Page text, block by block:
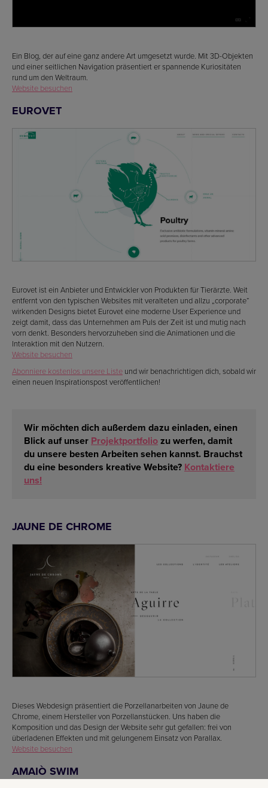
Ein Blog, der auf eine ganz andere Art umgesetzt wurde. Mit 3D-Objekten
und einer seitlichen Navigation präsentiert er spannende Kuriositäten
rund um den Weltraum.
Website besuchen
EUROVET
Eurovet ist ein Anbieter und Entwickler von Produkten für Tierärzte. Weit
entfernt von den typischen Websites mit veralteten und allzu „corporate“
wirkenden Designs bietet Eurovet eine moderne User Experience und
zeigt damit, dass das Unternehmen am Puls der Zeit ist und mutig nach
vorn denkt. Besonders hervorzuheben sind die Animationen und die
Interaktion mit den Nutzern.
Website besuchen
Abonniere kostenlos unsere Liste und wir benachrichtigen dich, sobald wir
einen neuen Inspirationspost veröffentlichen!
Wir möchten dich außerdem dazu einladen, einen
Blick auf unser Projektportfoliozu werfen, damit
du unsere besten Arbeitensehen kannst. Brauchst
du eine besonders kreative Website? Kontaktiere
uns!
JAUNE DE CHROME
Dieses Webdesign präsentiert die Porzellanarbeiten von Jaune de
Chrome, einem Hersteller von Porzellanstücken. Uns haben die
Komposition und das Design der Website sehr gut gefallen: frei von
überladenen Effekten und mit gelungenem Einsatz von Parallax.
Website besuchen
AMAIÒ SWIM